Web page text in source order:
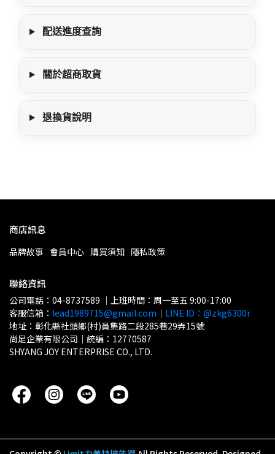
配送進度查詢
關於超商取貨
退換貨說明
商店訊息
品牌故事 會員中心 購買須知 隱私政策
聯絡資訊
公司電話：04-8737589 ｜上班時間：周一至五 9:00-17:00
客服信箱： lead1989715@gmail.com ｜ LINE ID：@zkg6300r
地址：彰化縣社頭鄉(村)員集路二段285巷29弄15號
尚足企業有限公司｜統編：12770587
SHYANG JOY ENTERPRISE CO., LTD.